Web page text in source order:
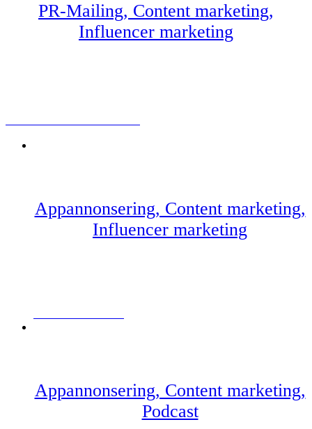
PR-Mailing, Content marketing,
Influencer marketing
Appannonsering, Content marketing,
Influencer marketing
Appannonsering, Content marketing,
Podcast